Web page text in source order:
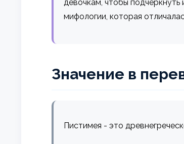
девочкам, чтобы
мифологии, которая
Значение в
Пистимея - это